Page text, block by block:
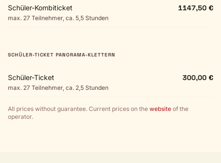
Schüler-Kombiticket
max. 27 Teilnehmer, ca. 5,5 Stunden
1147,50 €
SCHÜLER-TICKET PANORAMA-KLETTERN
Schüler-Ticket
max. 27 Teilnehmer, ca. 2,5 Stunden
300,00 €
All prices without guarantee. Current prices on the website of the
operator.